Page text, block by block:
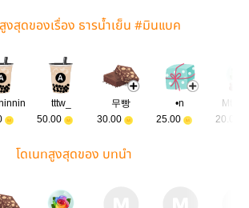
งสุดของเรื่อง ธารน้ำเย็น #มินแบค
tttw_
50.00
무빵
30.00
•n
25.00
20.00
โดเนทสูงสุดของ บทนำ